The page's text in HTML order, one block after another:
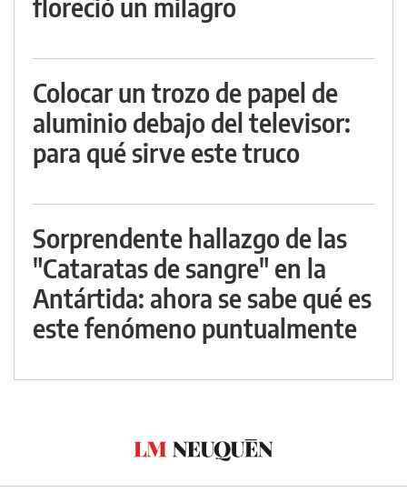
floreció un milagro
Colocar un trozo de papel de
aluminio debajo del televisor:
para qué sirve este truco
Sorprendente hallazgo de las
"Cataratas de sangre" en la
Antártida: ahora se sabe qué es
este fenómeno puntualmente